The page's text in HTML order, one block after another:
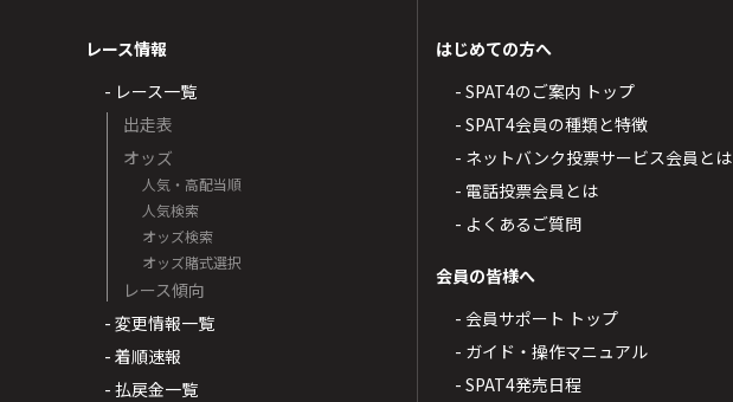
レース情報
- レース一覧
出走表
オッズ
人気・高配当順
人気検索
オッズ検索
オッズ賭式選択
レース傾向
- 変更情報一覧
- 着順速報
- 払戻金一覧
はじめての方へ
- SPAT4のご案内 トップ
- SPAT4会員の種類と特徴
- ネットバンク投票サービス会員とは
- 電話投票会員とは
- よくあるご質問
会員の皆様へ
- 会員サポート トップ
- ガイド・操作マニュアル
- SPAT4発売日程